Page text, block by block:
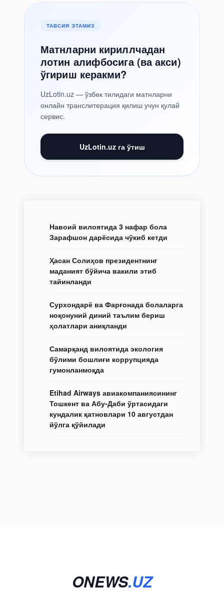
ТАВСИЯ ЭТАМИЗ
Матнларни кириллчадан
лотин алифбосига (ва акси)
ўгириш керакми?
UzLotin.uz — ўзбек тилидаги матнларни
онлайн транслитерация қилиш учун қулай
сервис.
UzLotin.uz га ўтиш
Навоий вилоятида 3 нафар бола
Зарафшон дарёсида чўкиб кетди
Ҳасан Солиҳов президентнинг
маданият бўйича вакили этиб
тайинланди
Сурхондарё ва Фарғонада болаларга
ноқонуний диний таълим бериш
ҳолатлари аниқланди
Самарқанд вилоятида экология
бўлими бошлиғи коррупцияда
гумонланмоқда
Etihad Airways авиакомпаниясининг
Тошкент ва Абу-Даби ўртасидаги
кундалик қатновлари 10 августдан
йўлга қўйилади
ONEWS.UZ